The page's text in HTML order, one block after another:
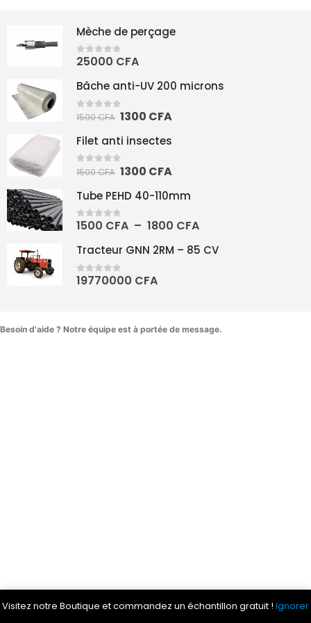
Mèche de perçage
0 sur 5
25000 CFA
Bâche anti-UV 200 microns
0sur 5
1500CFA 1300 CFA
Filet anti insectes
0sur 5
1500CFA 1300 CFA
Tube PEHD 40-110mm
0sur 5
1500 CFA – 1800 CFA
Tracteur GNN 2RM – 85 CV
0sur 5
19770000 CFA
Visitez notre Boutique et commandez un échantillon gratuit ! Ignorer
Besoin d'aide ? Notre équipe est à portée de message.